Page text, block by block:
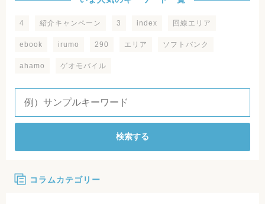
4 紹介キャンペーン 3 index 回線エリア
ebook irumo 290 エリア ソフトバンク
ahamo ゲオモバイル
検索する
コラムカテゴリー